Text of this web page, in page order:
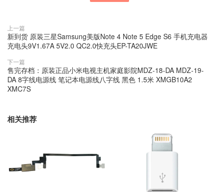
上一篇
新到货 原装三星Samsung美版Note 4 Note 5 Edge S6 手机充电器
充电头9V1.67A 5V2.0 QC2.0快充头EP-TA20JWE
下一篇
售完存档：原装正品小米电视主机家庭影院MDZ-18-DA MDZ-19-
DA 8字线电源线 笔记本电源线八字线 黑色 1.5米 XMGB10A2
XMC7S
相关推荐